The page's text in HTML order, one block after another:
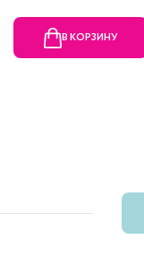
В КОРЗИНУ